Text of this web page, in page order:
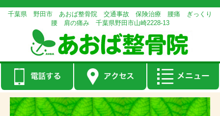
千葉県 野田市 あおば整骨院 交通事故 保険治療 腰痛 ぎっくり
腰 肩の痛み 千葉県野田市山崎2228-13